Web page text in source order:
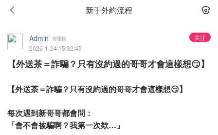
新手外約流程
关注
Admin 管理員
2026-1-24 15:32:45
【外送茶＝詐騙？只有沒約過的哥哥才會這樣想😏】
【外送茶＝詐騙？只有沒約過的哥哥才會這樣想😏】
每次遇到新哥哥都會問：
「會不會被騙啊？我第一次欸…」